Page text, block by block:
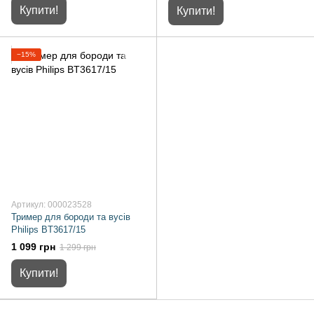
Купити! Купити!
−15%
Артикул: 000023528
Тример для бороди та вусів
Philips BT3617/15
1 099 грн 1 299 грн
Купити!